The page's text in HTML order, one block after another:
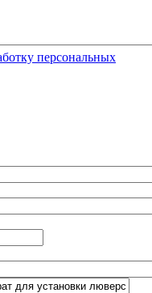
персональных